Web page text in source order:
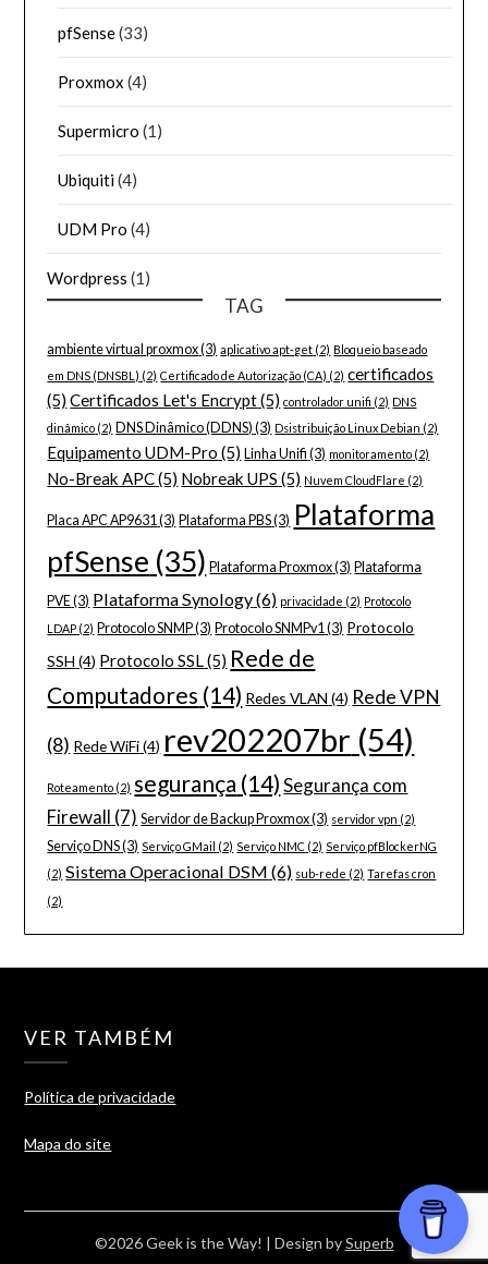
pfSense(33)
Proxmox (4)
Supermicro (1)
Ubiquiti(4)
UDM Pro (4)
Wordpress (1)
TAG
ambiente virtual proxmox(3) aplicativo apt-get (2) Bloqueio baseado
em DNS (DNSBL) (2) Certificado de Autorização (CA) (2) certificados
(5) Certificados Let's Encrypt(5) controlador unifi (2) DNS
dinâmico (2) DNS Dinâmico (DDNS) (3) Dsistribuição Linux Debian (2)
Equipamento UDM-Pro (5) Linha Unifi (3) monitoramento (2)
No-Break APC(5) Nobreak UPS (5) Nuvem CloudFlare (2)
Placa APC AP9631 (3) Plataforma PBS(3) Plataforma
pfSense (35) Plataforma Proxmox(3) Plataforma
PVE(3) Plataforma Synology(6) privacidade (2) Protocolo
LDAP (2) Protocolo SNMP(3) Protocolo SNMPv1 (3) Protocolo
SSH (4) Protocolo SSL(5) Rede de
Computadores (14) Redes VLAN (4) Rede VPN
(8) Rede WiFi(4) rev202207br (54)
Roteamento (2) segurança (14) Segurança com
Firewall (7) Servidor de Backup Proxmox(3) servidor vpn (2)
Serviço DNS(3) Serviço GMail (2) Serviço NMC (2) Serviço pfBlockerNG
(2) Sistema Operacional DSM (6) sub-rede (2) Tarefas cron
(2)
VER TAMBÉM
Política de privacidade
Mapa do site
©2026 Geek is the Way! | Design bySuperb